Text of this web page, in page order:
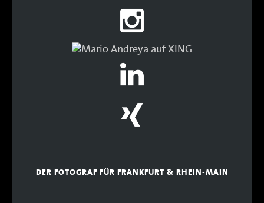
DER FOTOGRAF FÜR FRANKFURT & RHEIN-MAIN